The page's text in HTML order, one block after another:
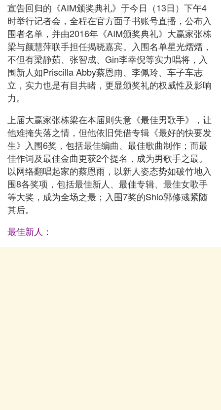
宣告回归的《AIM颁奖典礼》于今日（13日）下午4
时举行记者会，全程在官方面子书账号直播，公布入
围者名单，并由2016年《AIM颁奖典礼》大赢家张栋
梁与颜慧萍联手担任揭晓嘉宾。入围名单星光熠熠，
不但有梁静茹、张智成、Gin李幸倪等实力唱将，入
围新人如Priscilla Abby蔡恩雨、李佩玲、车子车志
立，实力也是有目共睹，更显颁奖礼的权威性及影响
力。
上届大赢家张栋梁在本届则失意《最佳男歌手》，让
他难掩失落之情，但他依旧凭借专辑《最好的快要发
生》入围6奖，包括最佳编曲、最佳歌曲制作；而最
佳作词及最佳金曲更获2个提名，成为男歌手之最。
以网络翻唱起家的蔡恩雨，以新人姿态势如破竹地入
围8各奖项，包括最佳新人、最佳专辑、最佳女歌手
等大奖，成为全场之最；入围7奖的Shio郭修彧紧随
其后。
最佳新人：